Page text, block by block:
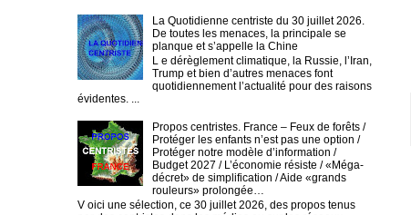
La Quotidienne centriste du 30 juillet 2026.
De toutes les menaces, la principale se
planque et s’appelle la Chine
L e dérèglement climatique, la Russie, l’Iran,
Trump et bien d’autres menaces font
quotidiennement l’actualité pour des raisons
évidentes. ...
Propos centristes. France – Feux de forêts /
Protéger les enfants n’est pas une option /
Protéger notre modèle d’information /
Budget 2027 / L’économie résiste / «Méga-
décret» de simplification / Aide «grands
rouleurs» prolongée…
V oici une sélection, ce 30 juillet 2026, des propos tenus